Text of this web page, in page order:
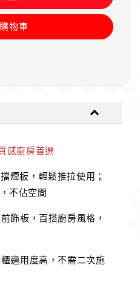
物車
感廚房首選
煙板，輕鬆推拉使用；
不佔空間
飾板，百搭廚房風格，
適用度高，不需二次施